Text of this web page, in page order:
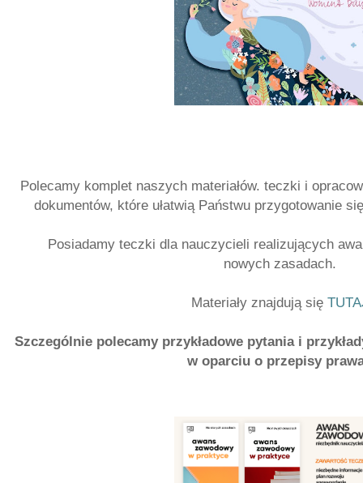
Polecamy komplet naszych materiałów. teczki i
dokumentów, które ułatwią Państwu przygotowanie
Posiadamy teczki dla nauczycieli realizujących
nowych zasadach.
Materiały znajdują się
Szczególnie polecamy przykładowe pytania i
w oparciu o przepisy